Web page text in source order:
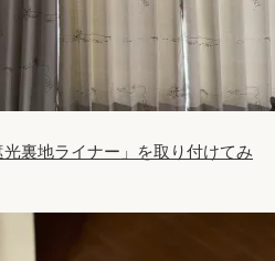
裏地ライナー」を取り付けてみ